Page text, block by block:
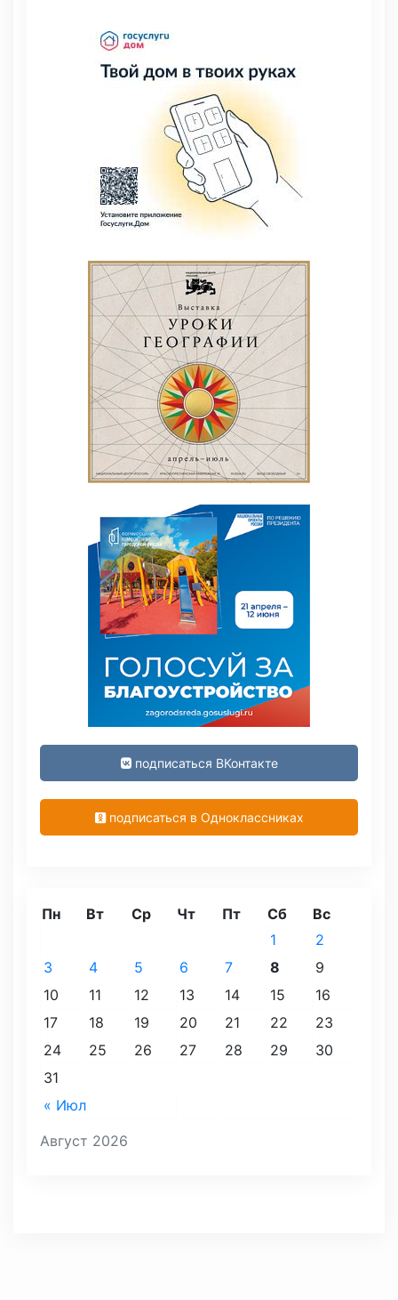
подписаться ВКонтакте
подписаться в Одноклассниках
Август 2026
Пн Вт Ср Чт Пт Сб Вс
« Июл
1
2
3
4 5 6 7 8
9
10
11 12 13 14 15
16
17
18 19 20 21 22
23
24
25 26 27 28 29
30
31